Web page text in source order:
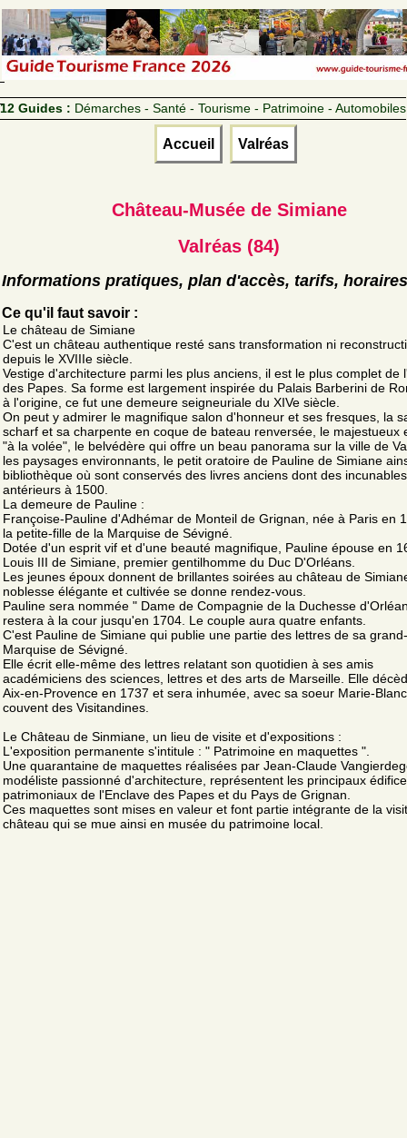
12 Guides : Démarches - Santé - Tourisme - Patrimoine - Automobiles
Accueil Valréas
Château-Musée de Simiane
Valréas (84)
Informations pratiques, plan d'accès, tarifs, horaires
Ce qu'il faut savoir :
Le château de Simiane
C'est un château authentique resté sans transformation ni
depuis le XVIIIe siècle.
Vestige d'architecture parmi les plus anciens, il est le plus complet de
des Papes. Sa forme est largement inspirée du Palais Barberini de
à l'origine, ce fut une demeure seigneuriale du XIVe siècle.
On peut y admirer le magnifique salon d'honneur et ses fresques, la
scharf et sa charpente en coque de bateau renversée, le majestueux
"à la volée", le belvédère qui offre un beau panorama sur la ville de
les paysages environnants, le petit oratoire de Pauline de Simiane
bibliothèque où sont conservés des livres anciens dont des incunables
antérieurs à 1500.
La demeure de Pauline :
Françoise-Pauline d'Adhémar de Monteil de Grignan, née à Paris en
la petite-fille de la Marquise de Sévigné.
Dotée d'un esprit vif et d'une beauté magnifique, Pauline épouse en
Louis III de Simiane, premier gentilhomme du Duc D'Orléans.
Les jeunes époux donnent de brillantes soirées au château de
noblesse élégante et cultivée se donne rendez-vous.
Pauline sera nommée " Dame de Compagnie de la Duchesse
restera à la cour jusqu'en 1704. Le couple aura quatre enfants.
C'est Pauline de Simiane qui publie une partie des lettres de sa
Marquise de Sévigné.
Elle écrit elle-même des lettres relatant son quotidien à ses amis
académiciens des sciences, lettres et des arts de Marseille. Elle
Aix-en-Provence en 1737 et sera inhumée, avec sa soeur Marie-
couvent des Visitandines.
Le Château de Sinmiane, un lieu de visite et d'expositions :
L'exposition permanente s'intitule : " Patrimoine en maquettes ".
Une quarantaine de maquettes réalisées par Jean-Claude
modéliste passionné d'architecture, représentent les principaux
patrimoniaux de l'Enclave des Papes et du Pays de Grignan.
Ces maquettes sont mises en valeur et font partie intégrante de la
château qui se mue ainsi en musée du patrimoine local.